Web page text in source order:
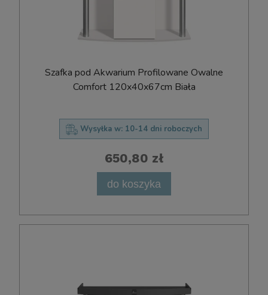
Szafka pod Akwarium Profilowane Owalne
Comfort 120x40x67cm Biała
Wysyłka w: 10-14 dni roboczych
650,80 zł
do koszyka